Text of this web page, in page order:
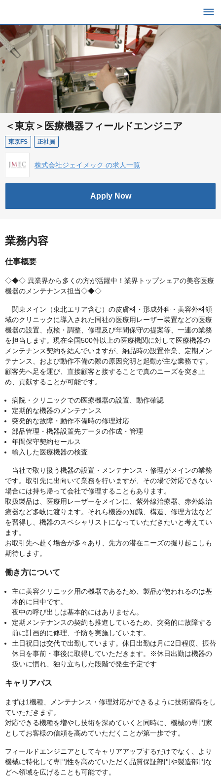
＜東京＞医療機器フィールドエンジニア
東京FS 正社員
株式会社ジェイメック の求人一覧
Apply Now
業務内容
仕事概要
◇◆◇ 異業界から多くの方が活躍中！業界トップシェアの美容医療
機器のメンテナンス担当◇◆◇
関東メイン（東北エリア含む）の皮膚科・形成外科・美容外科領
域のクリニックに導入された同社の医療用レーザー装置などの医療
機器の設置、点検・調整、修理及び年間保守の提案等、一連の業務
を担当します。現在全国500件以上の医療機関に対して医療機器の
メンテナンス契約を結んでいますが、納品時の設置作業、定期メン
テナンス、および動作不備の際の原因究明と起動が主な業務です。
顧客先へ足を運び、直接顧客と接することで真のニーズを突き止
め、貢献することが可能です。
病院・クリニックでの医療機器の設置、動作確認
定期的な機器のメンテナンス
突発的な故障・動作不備時の修理対応
部品管理・機器設置先データの作成・管理
年間保守契約セールス
輸入した医療機器の検査
当社で取り扱う機器の設置・メンテナンス・修理がメインの業務
です。取引先に出向いて業務を行いますが、その場で対応できない
場合には持ち帰って会社で修理することもあります。
取扱製品は、医療用レーザーをメインに、紫外線治療器、赤外線治
療器など多岐に渡ります。それら機器の知識、構造、修理方法など
を習得し、機器のスペシャリストになっていただきたいと考えてい
ます。
お取引先へ赴く場合が多々あり、先方の潜在ニーズの掘り起こしも
期待します。
働き方について
主に美容クリニック用の機器であるため、製品が使われるのは基
本的に日中です。
夜中の呼び出しは基本的にはありません。
定期メンテナンスの契約も推進しているため、突発的に故障する
前に計画的に修理、予防を実施しています。
土日祝日は交代で出勤しています。休日出勤は月に2日程度、振替
休日を事前・事後に取得していただきます。※休日出勤は機器の
扱いに慣れ、独り立ちした段階で発生予定です
キャリアパス
まずは1機種、メンテナンス・修理対応ができるように技術習得をし
ていただきます。
対応できる機種を増やし技術を深めていくと同時に、機械の専門家
としてお客様の信頼を高めていただくことが第一歩です。
フィールドエンジニアとしてキャリアアップするだけでなく、より
機械に特化して専門性を高めていただく品質保証部門や製造部門な
どへ領域を広げることも可能です。